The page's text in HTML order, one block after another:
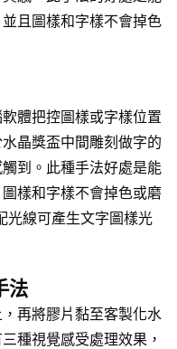
且圖樣和字樣不會掉色
體把控圖樣或字樣位置
晶獎盃中間雕刻做字的
到。此種手法好處是能
樣和字樣不會掉色或磨
光線可產生文字圖樣光
法
再將膠片黏至客製化水
種視覺感受處理效果，